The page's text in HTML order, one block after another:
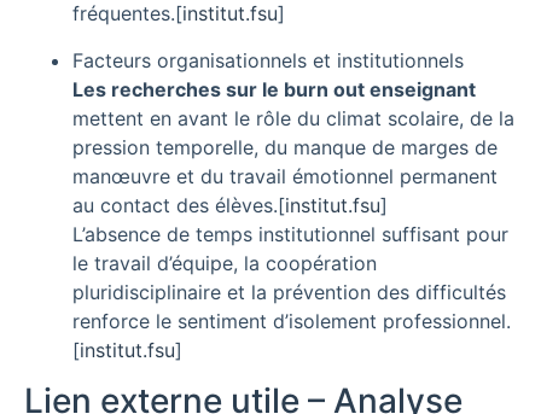
fréquentes.[institut.fsu]​
Facteurs organisationnels et institutionnels
Les recherches sur le burn out enseignant
mettent en avant le rôle du climat scolaire, de la
pression temporelle, du manque de marges de
manœuvre et du travail émotionnel permanent
au contact des élèves.[institut.fsu]​
L’absence de temps institutionnel suffisant pour
le travail d’équipe, la coopération
pluridisciplinaire et la prévention des difficultés
renforce le sentiment d’isolement professionnel.
[institut.fsu]​
Lien externe utile – Analyse